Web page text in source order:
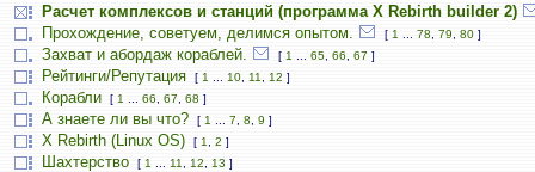
Расчет комплексов и станций (программа X Rebirth builder 2)
Прохождение, советуем, делимся опытом.
[ 1 78 79 80 ]
Захват и абордаж кораблей. [ 1 65 66 67 ]
Рейтинги/Репутация [ 1 10 11 12 ]
Корабли [ 1 66 67 68 ]
А знаете ли вы что? [ 1 7 8 9 ]
X Rebirth (Linux OS) [ 1 2 ]
Шахтерство [ 1 11 12 13 ]